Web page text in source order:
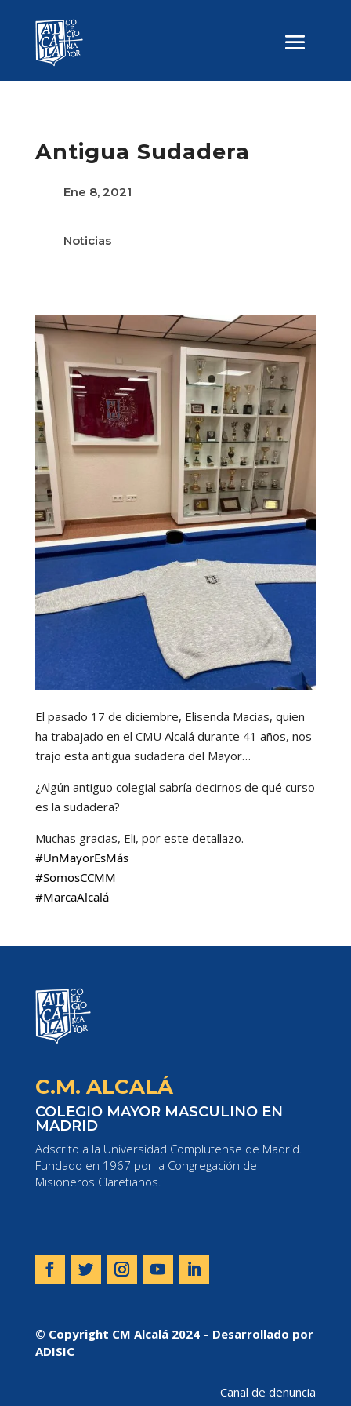
Antigua Sudadera
Ene 8, 2021
Noticias
El pasado 17 de diciembre, Elisenda Macias, quien
ha trabajado en el CMU Alcalá durante 41 años, nos
trajo esta antigua sudadera del Mayor…
¿Algún antiguo colegial sabría decirnos de qué curso
es la sudadera?
Muchas gracias, Eli, por este detallazo.
#UnMayorEsMás
#SomosCCMM
#MarcaAlcalá
C.M. ALCALÁ
COLEGIO MAYOR MASCULINO EN
MADRID
Adscrito a la Universidad Complutense de Madrid.
Fundado en 1967 por la Congregación de
Misioneros Claretianos.
© Copyright CM Alcalá 2024– Desarrollado por
ADISIC
Canal de denuncia